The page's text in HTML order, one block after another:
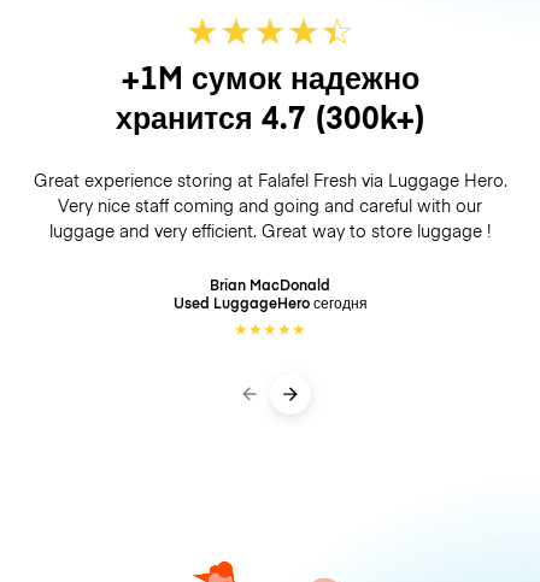
★★★★☆
★
+1M сумок надежно
хранится 4.7 (300k+)
Great experience storing at Falafel Fresh via Luggage Hero.
Very nice staff coming and going and careful with our
luggage and very efficient. Great way to store luggage !
Brian MacDonald
Used LuggageHeroсегодня
★★★★★